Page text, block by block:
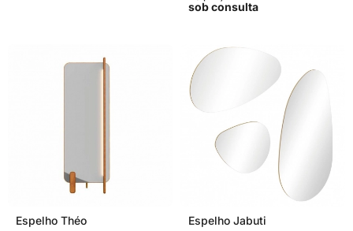
sob consulta
Espelho Théo Espelho Jabuti